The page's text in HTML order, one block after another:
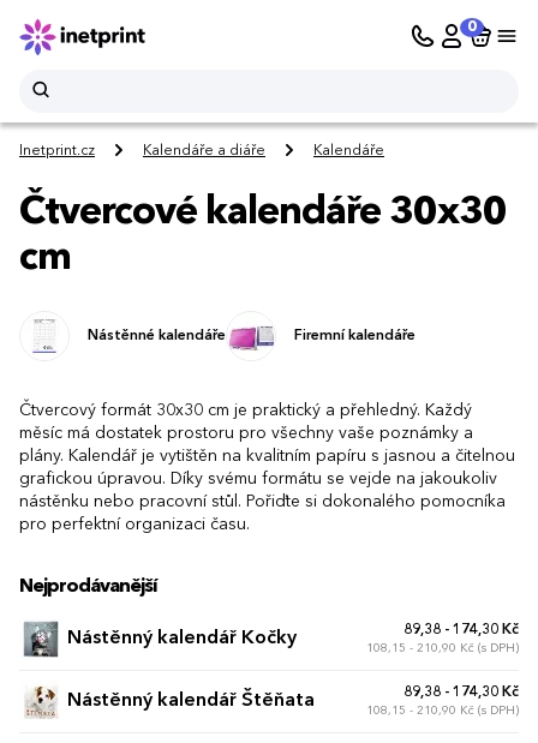
0
Inetprint.cz Kalendáře a diáře Kalendáře
Čtvercové kalendáře 30x30
cm
Nástěnné kalendáře Firemní kalendáře
Čtvercový formát 30x30 cm je praktický a přehledný. Každý
měsíc má dostatek prostoru pro všechny vaše poznámky a
plány. Kalendář je vytištěn na kvalitním papíru s jasnou a čitelnou
grafickou úpravou. Díky svému formátu se vejde na jakoukoliv
nástěnku nebo pracovní stůl. Pořiďte si dokonalého pomocníka
pro perfektní organizaci času.
Nejprodávanější
Nástěnný kalendář Kočky 89,38 - 174,30 Kč
108,15 - 210,90 Kč (s DPH)
Nástěnný kalendář Štěňata 89,38 - 174,30 Kč
108,15 - 210,90 Kč (s DPH)